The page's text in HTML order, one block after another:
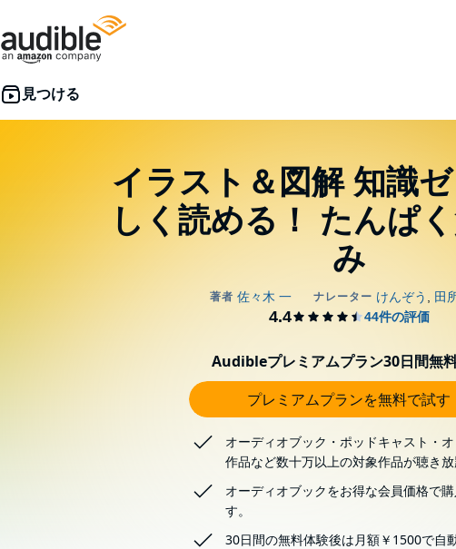
イラスト＆図解 知識
しく読める！ たんぱ
み
Audibleプレミアムプラン30日間無
プレミアムプランを無料で試す
オーディオブック・ポッドキャスト・
作品など数十万以上の対象作品が聴き放
オーディオブックをお得な会員価格で購
す。
30日間の無料体験後は月額￥1500で自